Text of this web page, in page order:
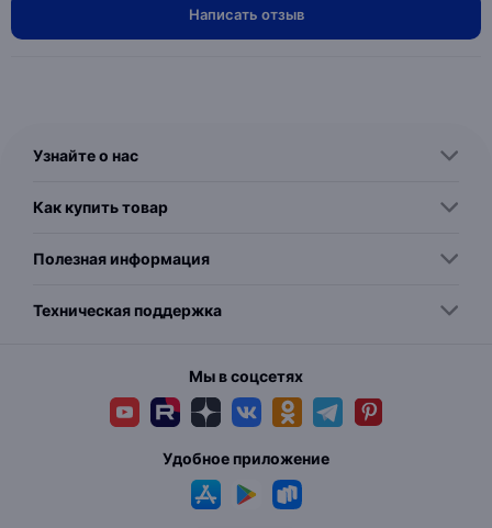
Написать отзыв
Узнайте о нас
Как купить товар
Полезная информация
Техническая поддержка
Мы в соцсетях
Удобное приложение